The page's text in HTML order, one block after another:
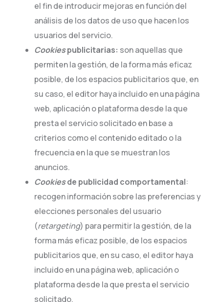
el fin de introducir mejoras en función del
análisis de los datos de uso que hacen los
usuarios del servicio.
Cookiespublicitarias: son aquellas que
permiten la gestión, de la forma más eficaz
posible, de los espacios publicitarios que, en
su caso, el editor haya incluido en una página
web, aplicación o plataforma desde la que
presta el servicio solicitado en base a
criterios como el contenido editado o la
frecuencia en la que se muestran los
anuncios.
Cookiesde publicidad comportamental:
recogen información sobre las preferencias y
elecciones personales del usuario
(retargeting) para permitir la gestión, de la
forma más eficaz posible, de los espacios
publicitarios que, en su caso, el editor haya
incluido en una página web, aplicación o
plataforma desde la que presta el servicio
solicitado.